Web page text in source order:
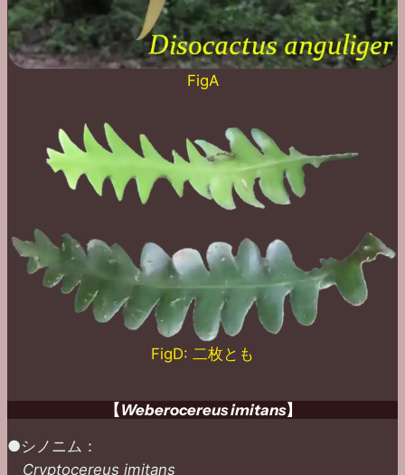
FigA
FigD: 二枚とも
【 Weberocereus imitans】
●シノニム：
Cryptocereus imitans